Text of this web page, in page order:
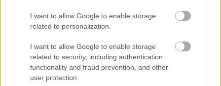
I want to allow Google to enable storage
related to personalization.
I want to allow Google to enable storage
related to security, including authentication
functionality and fraud prevention, and other
user protection.
Esto explica por qué los días ya no duran igual